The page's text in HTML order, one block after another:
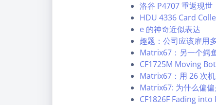
洛谷 P4707 重返现世
HDU 4336 Card
e 的神奇近似表达
趣题：公司应该雇用
Matrix67：另一个鳄
CF1725M Moving
Matrix67：用 26 次
Matrix67: 为什么偏偏
CF1826F Fading into